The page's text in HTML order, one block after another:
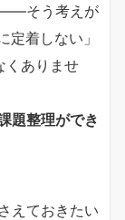
――そう考えが
着しない」
くありませ
題整理ができ
えておきたい